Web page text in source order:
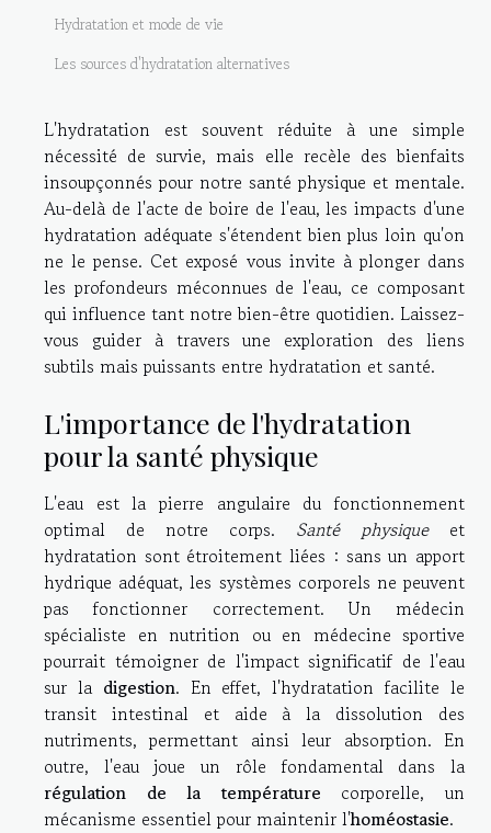
Hydratation et mode de vie
Les sources d'hydratation alternatives
L'hydratation est souvent réduite à une simple
nécessité de survie, mais elle recèle des bienfaits
insoupçonnés pour notre santé physique et mentale.
Au-delà de l'acte de boire de l'eau, les impacts d'une
hydratation adéquate s'étendent bien plus loin qu'on
ne le pense. Cet exposé vous invite à plonger dans
les profondeurs méconnues de l'eau, ce composant
qui influence tant notre bien-être quotidien. Laissez-
vous guider à travers une exploration des liens
subtils mais puissants entre hydratation et santé.
L'importance de l'hydratation
pour la santé physique
L'eau est la pierre angulaire du fonctionnement
optimal de notre corps. Santé physiqueet
hydratation sont étroitement liées : sans un apport
hydrique adéquat, les systèmes corporels ne peuvent
pas fonctionner correctement. Un médecin
spécialiste en nutrition ou en médecine sportive
pourrait témoigner de l'impact significatif de l'eau
sur la digestion. En effet, l'hydratation facilite le
transit intestinal et aide à la dissolution des
nutriments, permettant ainsi leur absorption. En
outre, l'eau joue un rôle fondamental dans la
régulation de la température corporelle, un
mécanisme essentiel pour maintenir l'homéostasie.